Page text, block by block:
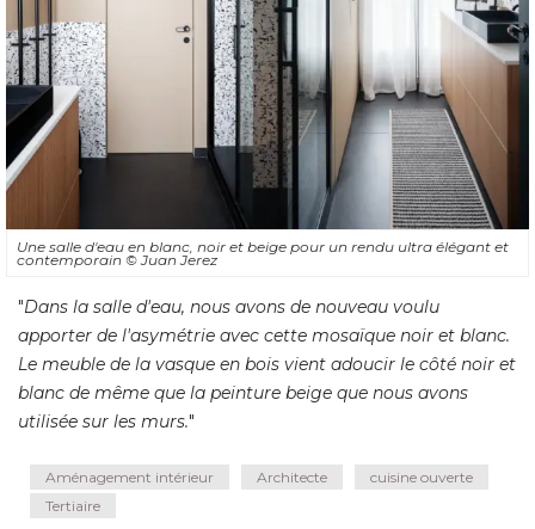
Une salle d'eau en blanc, noir et beige pour un rendu ultra élégant et
contemporain © Juan Jerez
"Dans la salle d'eau, nous avons de nouveau voulu
apporter de l'asymétrie avec cette mosaïque noir et blanc.
Le meuble de la vasque en bois vient adoucir le côté noir et
blanc de même que la peinture beige que nous avons
utilisée sur les murs."
Aménagement intérieur Architecte
cuisine ouverte
Tertiaire